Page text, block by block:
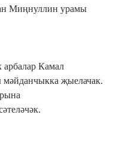
Миңнуллин урамы
Камал
җыелачак.